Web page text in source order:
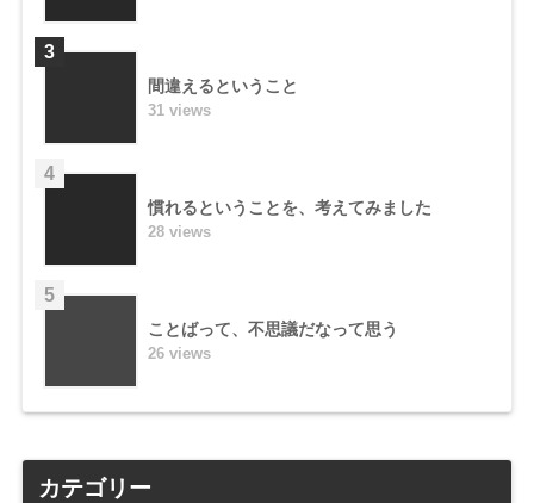
3
間違えるということ
31 views
4
慣れるということを、考えてみました
28 views
5
ことばって、不思議だなって思う
26 views
カテゴリー